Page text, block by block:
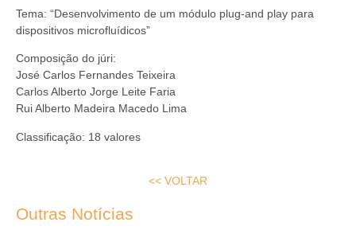
Tema: “Desenvolvimento de um módulo plug-and play para
dispositivos microfluídicos”
Composição do júri:
José Carlos Fernandes Teixeira
Carlos Alberto Jorge Leite Faria
Rui Alberto Madeira Macedo Lima
Classificação: 18 valores
<< VOLTAR
Outras Notícias